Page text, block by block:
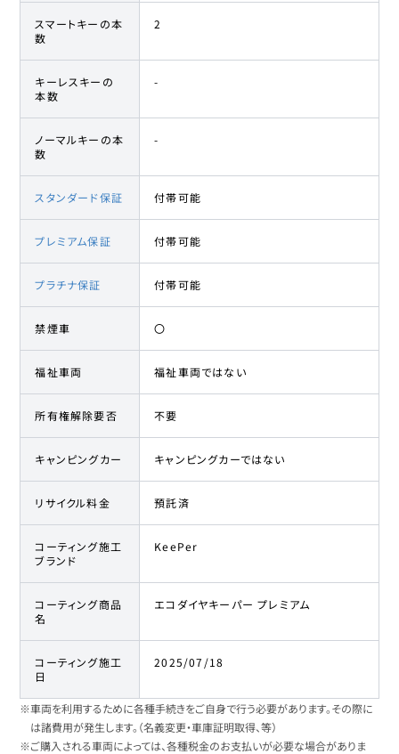
スマートキーの本
数
2
キーレスキーの
本数
-
ノーマルキーの本
数
-
スタンダード保証 付帯可能
プレミアム保証 付帯可能
プラチナ保証 付帯可能
禁煙車 〇
福祉車両 福祉車両ではない
所有権解除要否 不要
キャンピングカー キャンピングカーではない
リサイクル料金 預託済
コーティング施工
ブランド
KeePer
コーティング商品
名
エコダイヤキーパー プレミアム
コーティング施工
日
2025/07/18
※車両を利用するために各種手続きをご自身で行う必要があります。その際に
は諸費用が発生します。（名義変更・車庫証明取得、等）
※ご購入される車両によっては、各種税金のお支払いが必要な場合がありま